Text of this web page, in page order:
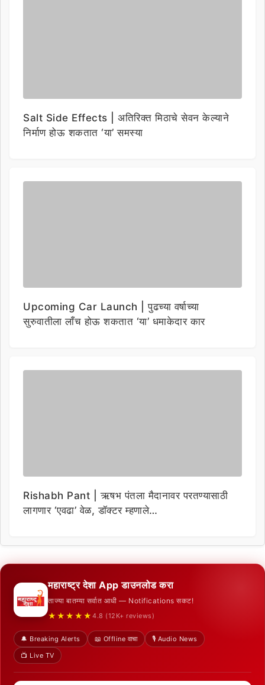
Salt Side Effects | अतिरिक्त मिठाचे सेवन केल्याने
निर्माण होऊ शकतात ‘या’ समस्या
Upcoming Car Launch | पुढच्या वर्षाच्या
सुरुवातीला लाँच होऊ शकतात ‘या’ धमाकेदार कार
Rishabh Pant | ऋषभ पंतला मैदानावर परतण्यासाठी
लागणार ‘एवढा’ वेळ, डॉक्टर म्हणाले…
महाराष्ट्र देशा App डाउनलोड करा
ताज्या बातम्या सर्वात आधी — Notifications सकट!
★★★★★ 4.8 (12K+ reviews)
🔔 Breaking Alerts 📖 Offline वाचा
🎙️ Audio News
📺 Live TV